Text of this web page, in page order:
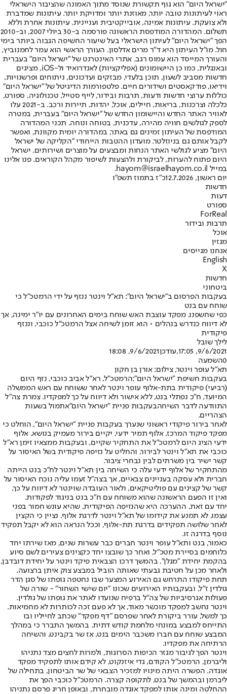
"ישראל היום" הוא גוף תקשורת שנוסד מתוך האמונה שהציבור הישראלי
ראוי לעיתונות טובה יותר, מאוזנת יותר ומדויקת יותר. עיתונות שמדברת
ולא צועקת. עיתונות אמינה, אובייקטיבית ועניינית. עיתונות אחרת וללא
תשלום. המהדורה המודפסת הראשונה פורסמה ב-30 ביולי 2007, וב-2010
הפך "ישראל היום" לעיתון הישראלי בעל שיעור החשיפה הגבוה ביותר בימי
חול. מו"ל העיתון היא ד"ר מרים אדלסון. העורך הראשי הוא עמר לחמנוביץ,
והעורך המייסד הוא עמוס רגב. אתרי האינטרנט של "ישראל היום" בעברית
ובאנגלית, כמו כן היישומונים (אפליקציות) לאנדרואיד ול-iOS, מציגים
חדשות מסביב לשעון, תוכן בלעדי, מבזקים ועדכונים, ניתוחים ופרשנויות,
וידיאו, פודקאסטים ושידורים חיים. פלטפורמות הדיגיטל של "ישראל היום"
כוללות ערוצי חדשות ודעות, תרבות ובידור, לייף סטייל, טכנולוגיה, ספורט,
כלכלה וצרכנות, בריאות, חיילים, אוכל, יהדות, תיירות ורכב. ב-2021 עלו
לאוויר האתר החדש והיישומון החדש של "ישראל היום" בעברית, במטרה
לספק לגולשים חוויה מהירה, עדכנית, בטוחה ונוחה. תכני המהדורה
המודפסת של העיתון זמינים גם באתר, במהדורה יומית מקוונת, ואפשר
לקבל אותם גם בניוזלטר. מועדון ההטבות הייחודי "הקליקה של ישראל
היום" מציע לגולשי האתר הנחות ומבצעים על מוצרים ושירותים. ישראל
היום פתוח להערות, לביקורת ולהצעות לשיפור מקהל הקוראים. פנו אלינו
במייל hayom@israelhayom.co.il.
יום ראשון, 12.7.2026
כ"ז בתמוז תשפ"ו
חדשות
דעות
ספורט
ForReal
תרבות ובידור
אוכל
מגזין
אנחנו מגייסים
English
X
חדשות
ביטחוני
בעקבות הפרסום ב"ישראל היום": תא"ל וינטר ננזף על ידי הרמטכ"ל כי
שוחח עם בנט
כפי שחשפנו, מפקד עוצבת האש שוחח בימים האחרונים עם יו"ר ימינה, אך
לא דיווח כנדרש בנהלים • הוא זומן לשיחה אצל הרמטכ"ל כוכבי, וננזף
פיקודית
לילך שובל
9/6/2021, 17:05
,עודכן9/6/2021, 18:08
0השמעה
תא"ל עופר וינטר, צילום: אורן בן חקון
בעקבות חשיפת "ישראל היום":הרמטכ"ל, רא"ל אביב כוכבי, נזף היום
(רביעי) פיקודית בתת-אלוף עופר וינטר לאחר ששוחח עם ראש הממשלה
המיועד, ח"כ נפתלי בנט, ללא אישור ולא דיווח על כך למפקדיו. צמרת צה"ל
התוודעה לדבר השיחהבעקבות פניית "ישראל היום"אתמול בשעות
הצהריים.
לאחר בירור פיקודי ראשוני שנערך בעקבות פניית "ישראל היום", הוחלט כי
מפקד פיקוד המרכז, אלוף תמיר ידעי, יקיים בירור מעמיק בנושא. אלוף
ידעי הציג היום לרמטכ"ל את התחקיר שקיים, ובעקבות ממצאיו זימן רא"ל
כוכבי את תא"ל וינטר לבירור, והחליט על נזיפה פיקודית בשל האיסור על
קשר ישיר בין משרתים לבין נבחרי ציבור.
מהתחקיר של אלוף ידעי עלה כי השיחה בין תא"ל וינטר לח"כ בנט הייתה
חברית ולא עסקה בעניינים צבאיים, אך בצה"ל זעמו עליה נוכח האיסור על
קשר של קצינים עם פוליטיקאים, ולאור העובדה שוינטר לא דיווח על כך,
ואין זו הפעם הראשונה שהוא משוחח עם ח"כ בנט בניגוד לפקודות.
יחד עם זאת, ההערכה היא שהנזיפה הפיקודית, שהיא עונש חמור בפני
עצמו, לא תמנע את קידומו של תא"ל וינטר לדרגת אלוף. נציין כי הקצין
לאחר שלושה תפקידים בדרגת תת-אלוף, וככל הנראה הוא לא יקבל תפקיד
נוסף בדרגה זו.
כאמור, בנט ותא"ל עופר וינטר חברים כבר עשרות שנים, מאז שירתו יחד
כלוחמים בסיירת מטכ"ל, ואחר כך שובצו יחד כקצינים צעירים לשם סיוע
בהקמת יחידת "מגלן". בהמשך דרכו הצבאית פיקד וינטר על יחידת דובדבן,
ולאחר מכן על חטיבת גבעתי שאותה הוביל במבצע צוק איתן ברצועה.
תחת פיקודו התרחש גם האירוע המצער שבו נחטפה גופתו של סגן הדר
גולדין ז"ל, ובעקבותיו האירועים שכונו "יום שישי השחור" - שורה של
פעולות אגרסיביות של צה"ל ברפיח שנועדו לאתר את גופתו של גולדין.
וינטר נחשב למפקד מוכשר מאוד, אך לא פעם זכה לכותרות לא מחמיאות.
כך למשל, עורר ביקורת לאחר שפרסם "דף מפקד" שכתב לחייליו ובו
התייחס למבצע במונחי מלחמת קודש דתית. בהמשך התברר כי במהלך
המבצע שוחח עם חברו משכבר הימים בנט, אז שר בקבינט, והשיחה
הרתיחה את מפקדיו.
וינטר הפך לגיבור מגזר הכיפות הסרוגות, ולמרות לחצים מצד נתניהו
וליברמן, הרמטכ"ל הקודם, גדי איזנקוט, לא קידם אותו לתפקיד מפקד
אוגדה. הפשרה היתה מינויו למזכיר הצבאי של שר הביטחון, בתחילה של
ליברמן ובהמשך של בנט, לתקופה קצרה. הרמטכ"ל כוכבי הפך את
ההחלטה ומינה אותו למפקד אוגדה מובחרת, ובאופן חריג פרסם נתניהו